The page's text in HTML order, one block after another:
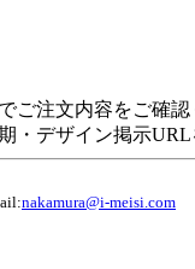
ご注文内容をご確認
・デザイン掲示
nakamura@i-meisi.com